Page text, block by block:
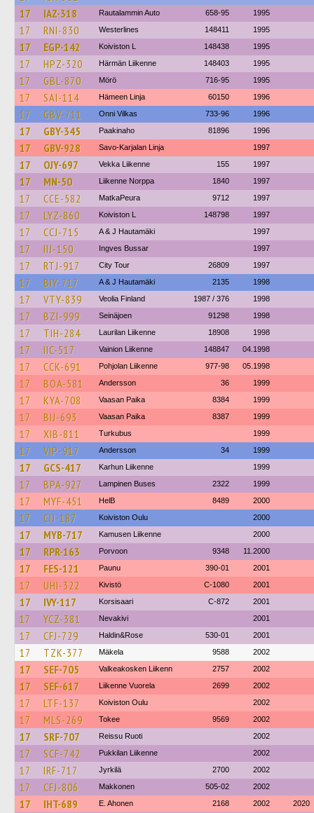
17
IAZ-318 Rautalammin Auto 658-95 1995
17 RNI-830 Westerlines 148411 1995
17 EGP-142 Koiviston L 148438 1995
17 HPZ-320 Härmän Liikenne 148403 1995
17 GBL-870 Mörö 716-95 1995
17 SAI-114 Hämeen Linja 60150 1996
17 GBV-711 Onni Vilkas 733-96 1996
17 GBY-345 Paakinaho 81896 1996
17 GBV-928 Savo-Karjalan Linja 1997
17 OJY-697 Vekka Liikenne 155 1997
17 MN-50 Liikenne Norppa 1840 1997
17 CCE-582 MatkaPeura 9712 1997
17 LYZ-860 Koiviston L 148798 1997
17 CCJ-715 A & J Hautamäki 1997
17 IIJ-150 Ingves Bussar 1997
17 RTJ-917 City Tour 26809 1997
17 BIY-717 A & J Hautamäki 2135 1998
17 VTY-839 Veolia Finland 1987 / 376 1998
17 BZI-999 Seinäjoen 91298 1998
17 TIH-284 Laurilan Liikenne 18908 1998
17 IIC-517 Vainion Liikenne 148847 04.1998
17 CCK-691 Pohjolan Liikenne 977-98 05.1998
17 BOA-581 Andersson 36 1999
17 KYA-708 Vaasan Paika 8384 1999
17 BIJ-693 Vaasan Paika 8387 1999
17 XIB-811 Turkubus 1999
17 VIP-917 Andersson 34 1999
17 GCS-417 Karhun Liikenne 1999
17 BPA-927 Lampinen Buses 2322 1999
17 MYF-451 HelB 8489 2000
17 CIJ-187 Koiviston Oulu 2000
17 MYB-717 Kamusen Liikenne 2000
17 RPR-163 Porvoon 9348 11.2000
17 FES-121 Paunu 390-01 2001
17 UHI-322 Kivistö C-1080 2001
17 IVY-117 Korsisaari C-872 2001
17 YCZ-381 Nevakivi 2001
17 CFJ-729 Haldin&Rose 530-01 2001
17 TZK-377 Mäkela 9588 2002
17 SEF-705 Valkeakosken Liikenn 2757 2002
17 SEF-617 Liikenne Vuorela 2699 2002
17 LTF-137 Koiviston Oulu 2002
17 MLS-269 Tokee 9569 2002
17 SRF-707 Reissu Ruoti 2002
17 SCF-742 Pukkilan Liikenne 2002
17 IRF-717 Jyrkilä 2700 2002
17 CFJ-806 Makkonen 505-02 2002
17 IHT-689 E. Ahonen 2168 2002 2020